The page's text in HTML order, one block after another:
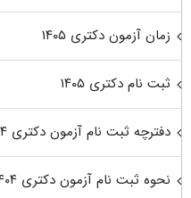
زمان آزمون دکتری ۱۴۰۵
ثبت نام دکتری ۱۴۰۵
دفترچه ثبت نام آزمون دکتری ۱۴۰۴
نحوه ثبت نام آزمون دکتری ۱۴۰۴